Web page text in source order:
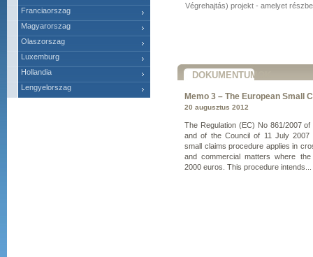
Végrehajtás) projekt - amelyet
DOKUMENTUMOK
Memo 3 – The European Small
20 augusztus 2012
The Regulation (EC) No 861/2007
and of the Council of 11 July 2007
small claims procedure applies in
and commercial matters where
2000 euros. This procedure intends...
Franciaorszag
Magyarorszag
Olaszorszag
Luxemburg
Hollandia
Lengyelorszag